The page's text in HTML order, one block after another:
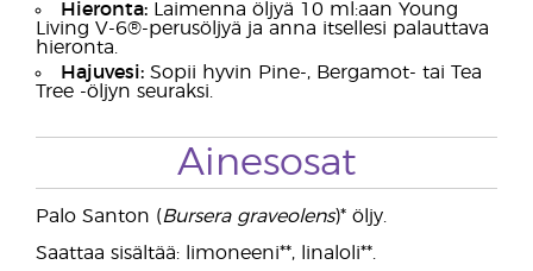
Hieronta: Laimenna öljyä 10 ml:aan Young
Living V-6®-perusöljyä ja anna itsellesi palauttava
hieronta.
Hajuvesi: Sopii hyvin Pine-, Bergamot- tai Tea
Tree -öljyn seuraksi.
Ainesosat
Palo Santon (Bursera graveolens)* öljy.
Saattaa sisältää: limoneeni**, linaloli**.